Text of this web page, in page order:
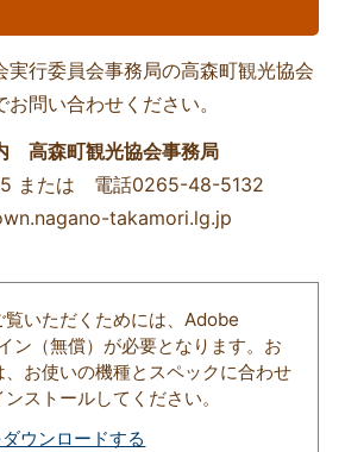
実行委員会事務局の高森町観光協会
問い合わせください。
高森町観光協会事務局
または 電話0265-48-5132
takamori.lg.jp
覧いただくためには、Adobe
ン（無償）が必要となります。お
お使いの機種とスペックに合わせ
ストールしてください。
ウンロードする